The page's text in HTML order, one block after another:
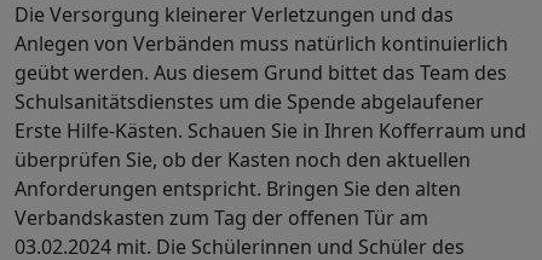
Die Versorgung kleinerer Verletzungen und das
Anlegen von Verbänden muss natürlich kontinuierlich
geübt werden. Aus diesem Grund bittet das Team des
Schulsanitätsdienstes um die Spende abgelaufener
Erste Hilfe-Kästen. Schauen Sie in Ihren Kofferraum und
überprüfen Sie, ob der Kasten noch den aktuellen
Anforderungen entspricht. Bringen Sie den alten
Verbandskasten zum Tag der offenen Tür am
03.02.2024 mit. Die Schülerinnen und Schüler des